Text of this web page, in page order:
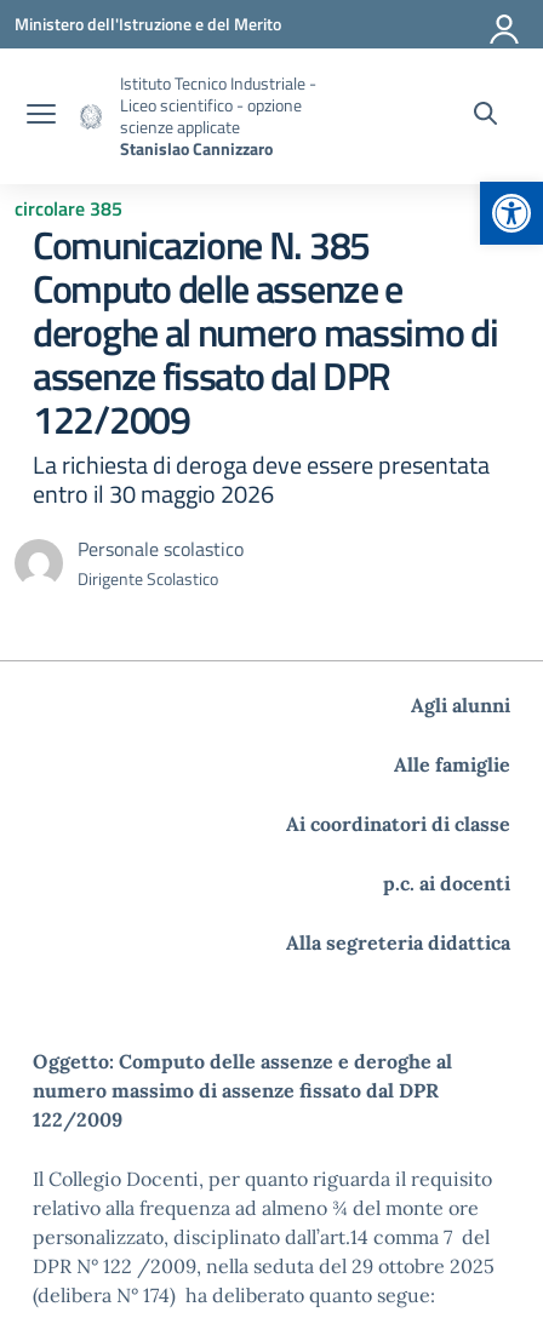
Vai ai contenuti
Vai al menu di navigazione
Vai al footer
Ministero dell'Istruzione e del Merito
Istituto Tecnico Industriale -
Liceo scientifico - opzione
scienze applicate
Stanislao Cannizzaro
circolare 385
Comunicazione N. 385
Computo delle assenze e
deroghe al numero massimo di
assenze fissato dal DPR
122/2009
La richiesta di deroga deve essere presentata
entro il 30 maggio 2026
Personale scolastico
Dirigente Scolastico
Agli alunni
Alle famiglie
Ai coordinatori di classe
p.c. ai docenti
Alla segreteria didattica
Oggetto: Computo delle assenze e deroghe al
numero massimo di assenze fissato dal DPR
122/2009
Il Collegio Docenti, per quanto riguarda il requisito
relativo alla frequenza ad almeno ¾ del monte ore
personalizzato, disciplinato dall’art.14 comma 7 del
DPR N° 122 /2009, nella seduta del 29 ottobre 2025
(delibera N° 174) ha deliberato quanto segue: